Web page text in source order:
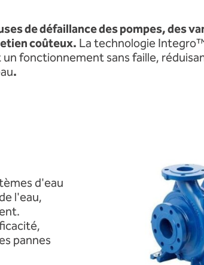
de défaillance des pompes, des
coûteux.La technologie
fonctionnement sans faille,
.
d'eau
l'eau,
pannes